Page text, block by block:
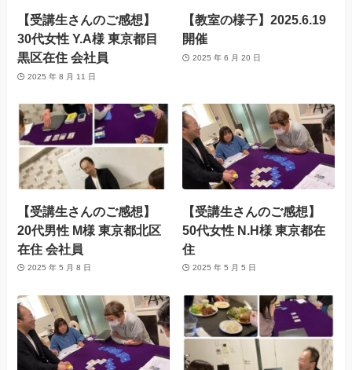
【受講生さんのご感想】
30代女性 Y.A様 東京都目
黒区在住 会社員
2025 年 8 月 11 日
【教室の様子】2025.6.19
開催
2025 年 6 月 20 日
【受講生さんのご感想】
20代男性 M様 東京都北区
在住 会社員
2025 年 5 月 8 日
【受講生さんのご感想】
50代女性 N.H様 東京都在
住
2025 年 5 月 5 日